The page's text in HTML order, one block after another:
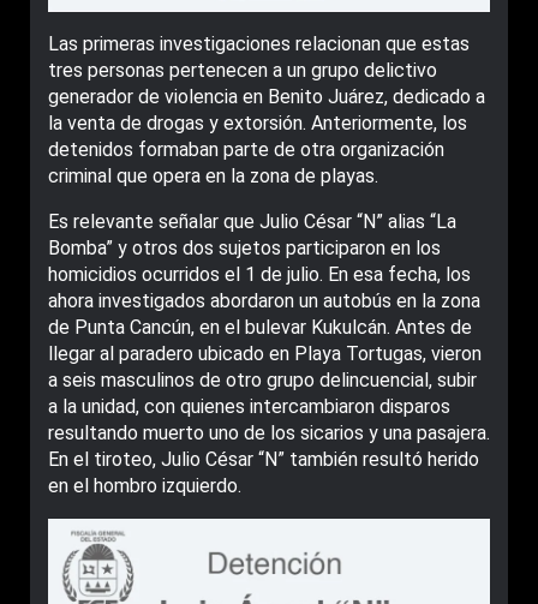
Las primeras investigaciones relacionan que estas
tres personas pertenecen a un grupo delictivo
generador de violencia en Benito Juárez, dedicado a
la venta de drogas y extorsión. Anteriormente, los
detenidos formaban parte de otra organización
criminal que opera en la zona de playas.
Es relevante señalar que Julio César “N” alias “La
Bomba” y otros dos sujetos participaron en los
homicidios ocurridos el 1 de julio. En esa fecha, los
ahora investigados abordaron un autobús en la zona
de Punta Cancún, en el bulevar Kukulcán. Antes de
llegar al paradero ubicado en Playa Tortugas, vieron
a seis masculinos de otro grupo delincuencial, subir
a la unidad, con quienes intercambiaron disparos
resultando muerto uno de los sicarios y una pasajera.
En el tiroteo, Julio César “N” también resultó herido
en el hombro izquierdo.